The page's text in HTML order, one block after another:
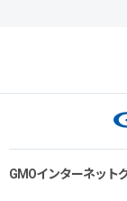
GMOインターネット